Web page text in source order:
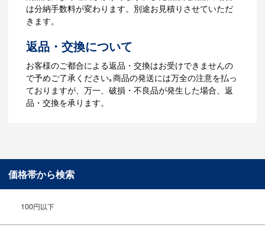
３週間程度で納品となります。
【名入れなしの場合】在庫がある場合、3
～5営業日程度で納品となります。
ご利用ガイドをもっとみる
は分納手数料が変わります。別途お見積りさせていただ
きます。
返品・交換について
お客様のご都合による返品・交換はお受けできませんの
で予めご了承ください｡商品の発送には万全の注意を払っ
ておりますが、万一、破損・不良品が発生した場合、返
品・交換を承ります。
価格帯から検索
100円以下